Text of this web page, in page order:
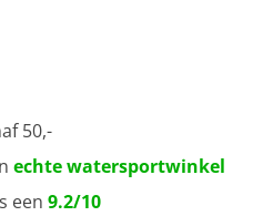
50,-
echte watersportwinkel
een 9.2/10